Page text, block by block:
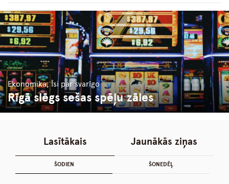
Ekonomika, Īsi par svarīgo
Rīgā slēgs sešas spēļu zāles
Lasītākais
ŠODIEN ŠONEDĒĻ
Jaunākās ziņas